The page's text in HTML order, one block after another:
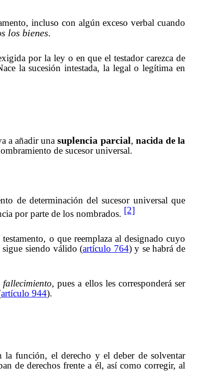
incluso con algún exceso verbal cuando
los bienes.
por la ley o en que el testador carezca de
la sucesión intestada, la legal o legítima en
a añadir unasuplencia parcial, nacida de la
de sucesor universal.
de determinación del sucesor universal que
por parte de los nombrados. [2]
o que reemplaza al designado cuyo
sigue siendo válido (artículo 764) y se habrá de
pues a ellos les corresponderá ser
artículo 944).
la función, el derecho y el deber de solventar
de derechos frente a él, así como corregir, al